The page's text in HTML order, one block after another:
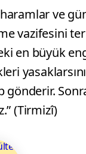
ve
vazifesini
en büyük
gönderir.
(Tirmizî)